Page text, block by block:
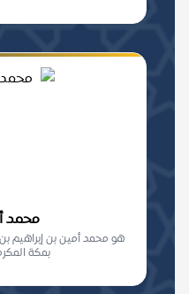
محمد
هو محمد أمين بن إبراهيم
بمكة المكرمة